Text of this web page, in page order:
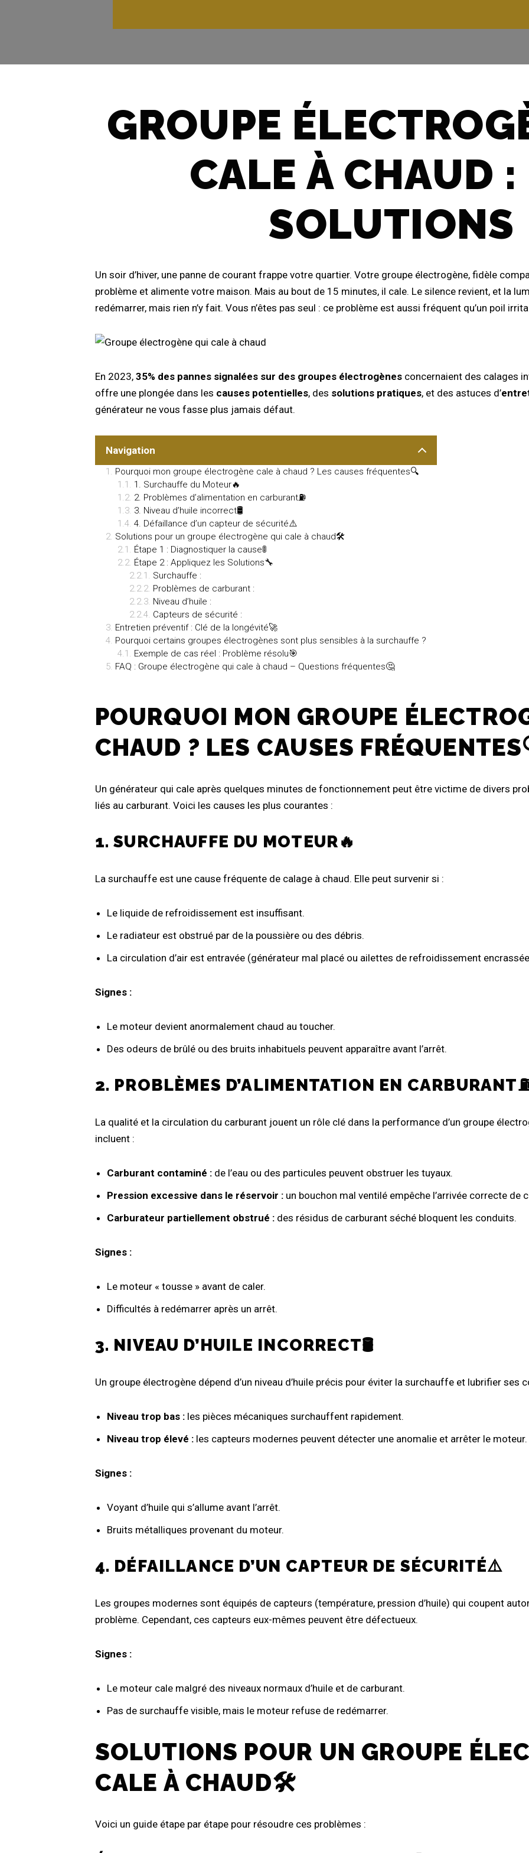
GROUPE
CALE À CHAUD :
SOLUTIONS
Un soir d’hiver, une panne de courant frappe votre quartier. Votre groupe électrogène, fidèle
problème et alimente votre maison. Mais au bout de 15 minutes, il cale. Le silence revient, et la
redémarrer, mais rien n’y fait. Vous n’êtes pas seul : ce problème est aussi fréquent qu’un poil
En 2023, 35% des pannes signalées sur des groupes électrogènesconcernaient des calages
offre une plongée dans les causes potentielles, des solutions pratiques, et des astuces d’
générateur ne vous fasse plus jamais défaut.
Navigation
Pourquoi mon groupe électrogène cale à chaud ? Les causes fréquentes🔍
1. Surchauffe du Moteur🔥
2. Problèmes d’alimentation en carburant⛽
3. Niveau d’huile incorrect🛢️
4. Défaillance d’un capteur de sécurité⚠️
Solutions pour un groupe électrogène qui cale à chaud🛠️
Étape 1 : Diagnostiquer la cause🚦
Étape 2 : Appliquez les Solutions🔧
Surchauffe :
Problèmes de carburant :
Niveau d’huile :
Capteurs de sécurité :
Entretien préventif : Clé de la longévité🚀
Pourquoi certains groupes électrogènes sont plus sensibles à la surchauffe ?
Exemple de cas réel : Problème résolu🎯
FAQ : Groupe électrogène qui cale à chaud – Questions fréquentes🤔
POURQUOI MON GROUPE
CHAUD ? LES CAUSES
Un générateur qui cale après quelques minutes de fonctionnement peut être victime de divers
liés au carburant. Voici les causes les plus courantes :
1. SURCHAUFFE DU MOTEUR🔥
La surchauffe est une cause fréquente de calage à chaud. Elle peut survenir si :
Le liquide de refroidissement est insuffisant.
Le radiateur est obstrué par de la poussière ou des débris.
La circulation d’air est entravée (générateur mal placé ou ailettes de refroidissement
Signes :
Le moteur devient anormalement chaud au toucher.
Des odeurs de brûlé ou des bruits inhabituels peuvent apparaître avant l’arrêt.
2. PROBLÈMES D’ALIMENTATION EN
La qualité et la circulation du carburant jouent un rôle clé dans la performance d’un groupe
incluent :
Carburant contaminé :de l’eau ou des particules peuvent obstruer les tuyaux.
Pression excessive dans le réservoir :un bouchon mal ventilé empêche l’arrivée correcte de
Carburateur partiellement obstrué :des résidus de carburant séché bloquent les conduits.
Signes :
Le moteur « tousse » avant de caler.
Difficultés à redémarrer après un arrêt.
3. NIVEAU D’HUILE INCORRECT🛢️
Un groupe électrogène dépend d’un niveau d’huile précis pour éviter la surchauffe et lubrifier ses
Niveau trop bas :les pièces mécaniques surchauffent rapidement.
Niveau trop élevé :les capteurs modernes peuvent détecter une anomalie et arrêter le moteur.
Signes :
Voyant d’huile qui s’allume avant l’arrêt.
Bruits métalliques provenant du moteur.
4. DÉFAILLANCE D’UN CAPTEUR DE SÉCURITÉ⚠️
Les groupes modernes sont équipés de capteurs (température, pression d’huile) qui coupent
problème. Cependant, ces capteurs eux-mêmes peuvent être défectueux.
Signes :
Le moteur cale malgré des niveaux normaux d’huile et de carburant.
Pas de surchauffe visible, mais le moteur refuse de redémarrer.
SOLUTIONS POUR UN GROUPE
CALE À CHAUD🛠️
Voici un guide étape par étape pour résoudre ces problèmes :